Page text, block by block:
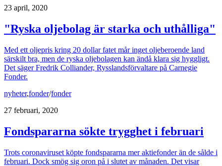
23 april, 2020
"Ryska oljebolag är starka och uthålliga"
Med ett oljepris kring 20 dollar fatet mår inget oljeberoende land
särskilt bra, men de ryska oljebolagen kan ändå klara sig hyggligt.
Det säger Fredrik Colliander, Rysslandsförvaltare på Carnegie
Fonder.
nyheter,fonder/fonder
27 februari, 2020
Fondspararna sökte trygghet i februari
Trots coronaviruset köpte fondspararna mer aktiefonder än de sålde i
februari. Dock smög sig oron på i slutet av månaden. Det visar